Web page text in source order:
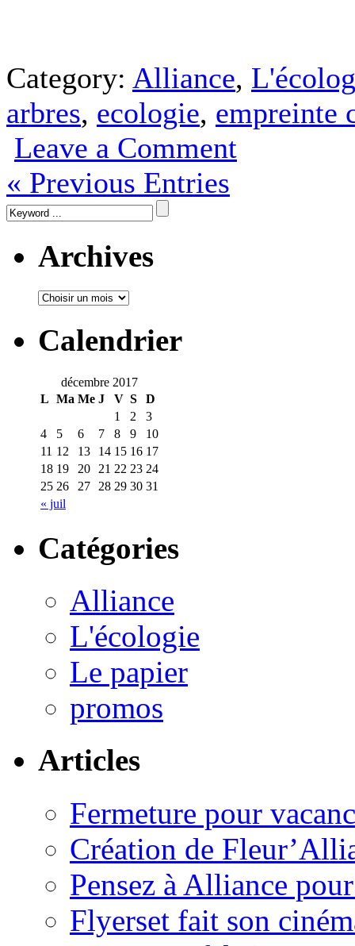
Category: Alliance,
arbres, ecologie, empreinte
Leave a Comment
« Previous Entries
Archives
Calendrier
décembre 2017
L Ma Me J V S D
« juil
1 2
3
4
5 6 7 8 9
10
11 12 13 14 15 16 17
18 19 20 21 22 23 24
25 26 27 28 29 30 31
Catégories
Alliance
L'écologie
Le papier
promos
Articles
Fermeture pour
Création de
Pensez à Alliance
Flyerset fait son